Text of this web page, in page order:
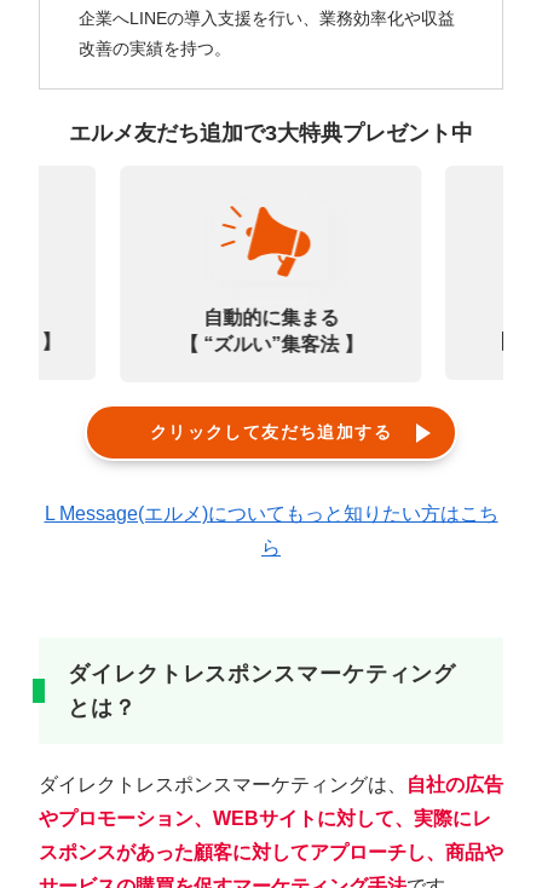
企業へLINEの導入支援を行い、業務効率化や収益
改善の実績を持つ。
エルメ友だち追加で3大特典プレゼント中
選 】
自動的に集まる
【 “ズルい”集客法 】
クリックして友だち追加する
L Message(エルメ)についてもっと知りたい方はこち
ら
ダイレクトレスポンスマーケティング
とは？
ダイレクトレスポンスマーケティングは、
自社の広告
やプロモーション、WEBサイトに対して、実際にレ
スポンスがあった顧客に対してアプローチし、商品や